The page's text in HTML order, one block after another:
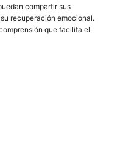
compartir sus
recuperación emocional.
que facilita el